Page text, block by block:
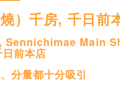
燒）千房, 千日前
Sennichimae Main
前本店
分量都十分吸引